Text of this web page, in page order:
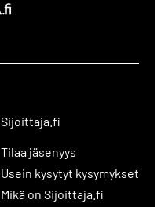
Sijoittaja.fi
Tilaa jäsenyys
Usein kysytyt kysymykset
Mikä on Sijoittaja.fi